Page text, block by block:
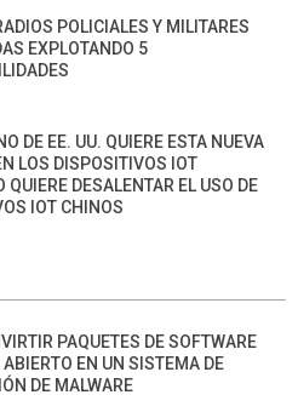
POLICIALES Y MILITARES
EXPLOTANDO 5
DE EE. UU. QUIERE ESTA NUEVA
LOS DISPOSITIVOS IOT
QUIERE DESALENTAR EL USO DE
IOT CHINOS
PAQUETES DE SOFTWARE
ABIERTO EN UN SISTEMA DE
DE MALWARE